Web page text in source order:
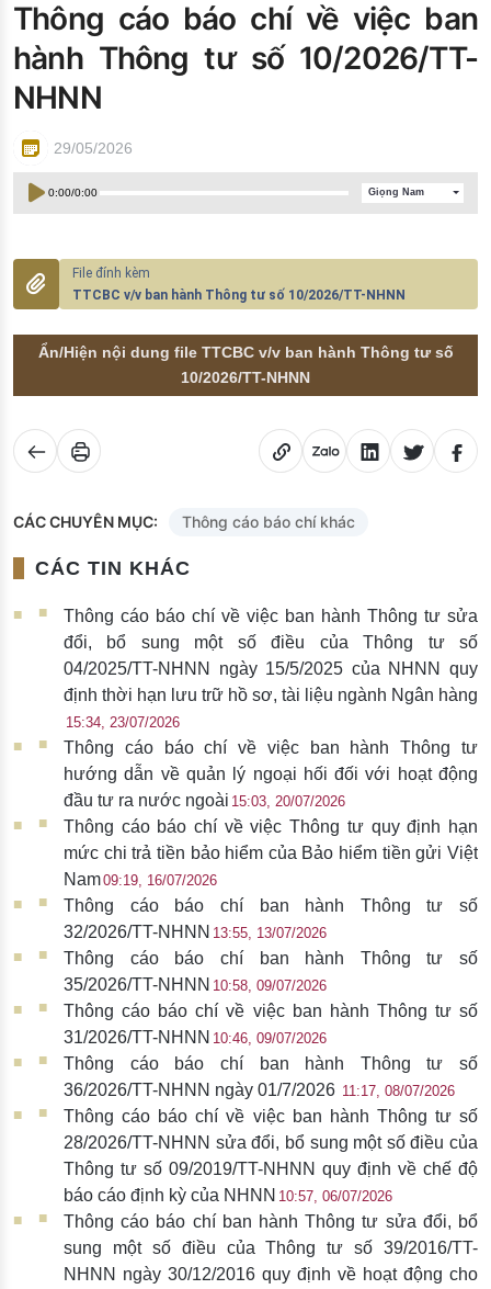
Đào tạo ISO
Thông cáo báo chí về việc ban
hành Thông tư số 10/2026/TT-
NHNN
29/05/2026
0:00/0:00 Giọng Nam
TTCBC v/v ban hành Thông tư số 10/2026/TT-NHNN
Ẩn/Hiện nội dung file TTCBC v/v ban hành Thông tư số
10/2026/TT-NHNN
CÁC CHUYÊN MỤC: Thông cáo báo chí khác
CÁC TIN KHÁC
Thông cáo báo chí về việc ban hành Thông tư sửa
đổi, bổ sung một số điều của Thông tư số
04/2025/TT-NHNN ngày 15/5/2025 của NHNN quy
định thời hạn lưu trữ hồ sơ, tài liệu ngành Ngân hàng
15:34, 23/07/2026
Thông cáo báo chí về việc ban hành Thông tư
hướng dẫn về quản lý ngoại hối đối với hoạt động
đầu tư ra nước ngoài 15:03, 20/07/2026
Thông cáo báo chí về việc Thông tư quy định hạn
mức chi trả tiền bảo hiểm của Bảo hiểm tiền gửi Việt
Nam09:19, 16/07/2026
Thông cáo báo chí ban hành Thông tư số
32/2026/TT-NHNN 13:55, 13/07/2026
Thông cáo báo chí ban hành Thông tư số
35/2026/TT-NHNN 10:58, 09/07/2026
Thông cáo báo chí về việc ban hành Thông tư số
31/2026/TT-NHNN 10:46, 09/07/2026
Thông cáo báo chí ban hành Thông tư số
36/2026/TT-NHNN ngày 01/7/2026 11:17, 08/07/2026
Thông cáo báo chí về việc ban hành Thông tư số
28/2026/TT-NHNN sửa đổi, bổ sung một số điều của
Thông tư số 09/2019/TT-NHNN quy định về chế độ
báo cáo định kỳ của NHNN 10:57, 06/07/2026
Thông cáo báo chí ban hành Thông tư sửa đổi, bổ
sung một số điều của Thông tư số 39/2016/TT-
NHNN ngày 30/12/2016 quy định về hoạt động cho